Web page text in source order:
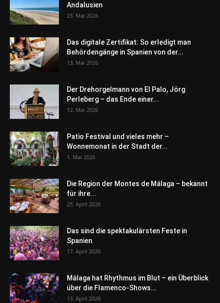
Andalusien
23. Mai 2026
Das digitale Zertifikat: So erledigt man
Behördengänge in Spanien von der...
13. Mai 2026
Der Drehorgelmann von El Palo, Jörg
Perleberg – das Ende einer...
12. Mai 2026
Patio Festival und vieles mehr –
Wonnemonat in der Stadt der...
1. Mai 2026
Die Region der Montes de Málaga – bekannt
für ihre...
25. April 2026
Das sind die spektakulärsten Feste in
Spanien
17. April 2026
Málaga hat Rhythmus im Blut – ein Überblick
über die Flamenco-Shows...
13. April 2026